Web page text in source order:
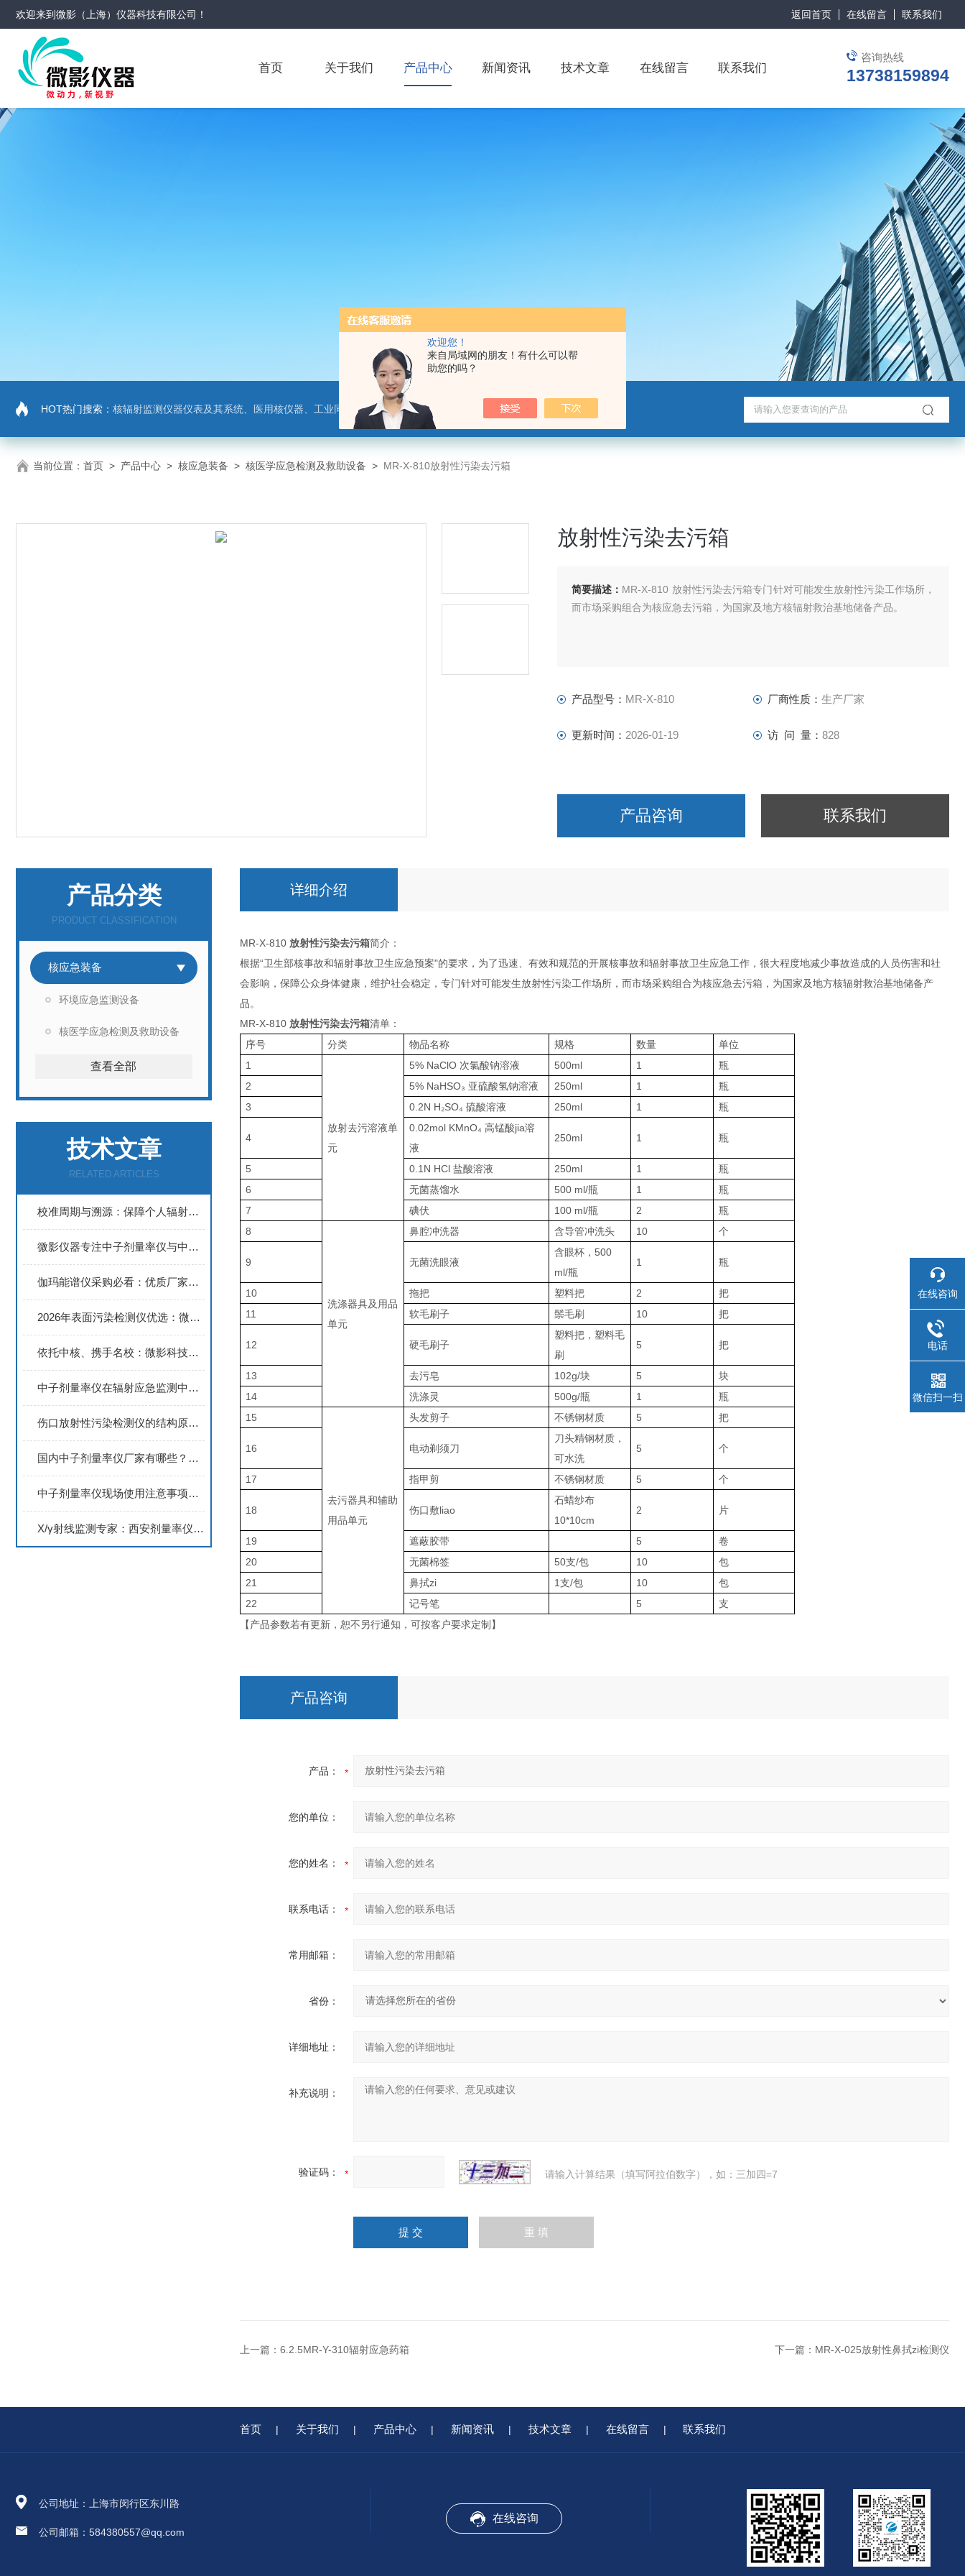
欢迎您！
来自局域网的朋友！有什么可以帮
助您的吗？
欢迎来到微影（上海）仪器科技有限公司 ！ 返回首页 在线留言 联系我们
咨询热线
13738159894
首页 关于我们 产品中心 新闻资讯 技术文章 在线留言 联系我们
HOT热门搜索： 核辐射监测仪器仪表及其系统、医用核仪器、工业同位素应用仪器
当前位置： 首页 > 产品中心 > 核应急装备 > 核医学应急检测及救助设备 > MR-X-810放射性污染去污箱
放射性污染去污箱
简要描述： MR-X-810 放射性污染去污箱专门针对可能发生放射性污染工作场所，
而市场采购组合为核应急去污箱，为国家及地方核辐射救治基地储备产品。
产品型号： MR-X-810 厂商性质： 生产厂家
更新时间： 2026-01-19 访 问 量： 828
产品咨询 联系我们
产品分类
PRODUCT CLASSIFICATION
核应急装备
环境应急监测设备
核医学应急检测及救助设备
查看全部
技术文章
RELATED ARTICLES
校准周期与溯源：保障个人辐射检测仪长期有效性的技术维护方案
微影仪器专注中子剂量率仪与中子检测仪：选购参考建议
伽玛能谱仪采购必看：优质厂家筛选，微影仪器参数优势分析
2026年表面污染检测仪优选：微影(上海)仪器科技有限公司
依托中核、携手名校：微影科技α能谱仪的研发实力与品牌优势
中子剂量率仪在辐射应急监测中的快速部署操作规范
伤口放射性污染检测仪的结构原理与现场操作维护全解析
国内中子剂量率仪厂家有哪些？这家优质供应商值得收藏
中子剂量率仪现场使用注意事项：距离、位置与测量时间的把握
X/γ射线监测专家：西安剂量率仪的技术原理与测量范围
详细介绍
MR-X-810 放射性污染去污箱简介：
根据“卫生部核事故和辐射事故卫生应急预案"的要求，为了迅速、有效和规范的开展核事故和辐射事故卫生应急工作，很大程度地减少事故造成的人员伤害和社
会影响，保障公众身体健康，维护社会稳定，专门针对可能发生放射性污染工作场所，而市场采购组合为核应急去污箱，为国家及地方核辐射救治基地储备产
品。
MR-X-810 放射性污染去污箱清单：
序号
分类 物品名称 规格 数量
单位
1
放射去污溶液单
元
5% NaClO 次氯酸钠溶液 500ml 1
瓶
2
5% NaHSO₃ 亚硫酸氢钠溶液 250ml 1
瓶
3
0.2N H₂SO₄ 硫酸溶液 250ml 1 瓶
4
0.02mol KMnO₄ 高锰酸jia溶
液
250ml 1 瓶
5 0.1N HCl 盐酸溶液 250ml 1
瓶
6
无菌蒸馏水 500 ml/瓶 1
瓶
7
碘伏 100 ml/瓶 2
瓶
8
洗涤器具及用品
单元
鼻腔冲洗器 含导管冲洗头 10 个
9 无菌洗眼液
含眼杯，500
ml/瓶
1 瓶
10 拖把 塑料把 2
把
11
软毛刷子 鬃毛刷 10 把
12 硬毛刷子
塑料把，塑料毛
刷
5 把
13 去污皂 102g/块 5
块
14
洗涤灵 500g/瓶 1
瓶
15
去污器具和辅助
用品单元
头发剪子 不锈钢材质 5 把
16 电动剃须刀
刀头精钢材质，
可水洗
5 个
17 指甲剪 不锈钢材质 5 个
18 伤口敷liao
石蜡纱布
10*10cm
2 片
19 遮蔽胶带 5
卷
20
无菌棉签 50支/包 10
包
21
鼻拭zi 1支/包 10
包
22
记号笔 5
支
【产品参数若有更新，恕不另行通知，可按客户要求定制】
产品咨询
产品：
您的单位：
您的姓名：
联系电话：
常用邮箱：
省份：
详细地址：
补充说明：
验证码： 请输入计算结果（填写阿拉伯数字），如：三加四=7
上一篇： 6.2.5MR-Y-310辐射应急药箱 下一篇： MR-X-025放射性鼻拭zi检测仪
首页 | 关于我们 | 产品中心 | 新闻资讯 | 技术文章 | 在线留言 | 联系我们
公司地址：上海市闵行区东川路
公司邮箱：584380557@qq.com
在线咨询
在线咨询
电话
微信扫一扫